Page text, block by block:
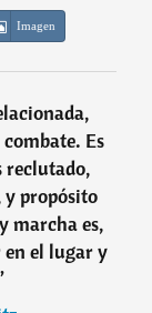
Imagen
Es
reclutado,
y propósito
marcha es,
en el lugar y